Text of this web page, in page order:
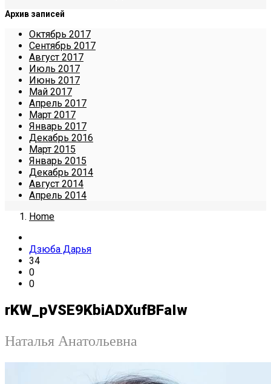
Архив записей
Октябрь 2017
Сентябрь 2017
Август 2017
Июль 2017
Июнь 2017
Май 2017
Апрель 2017
Март 2017
Январь 2017
Декабрь 2016
Март 2015
Январь 2015
Декабрь 2014
Август 2014
Апрель 2014
Home
Дзюба Дарья
34
0
0
rKW_pVSE9KbiADXufBFaIw
Наталья Анатольевна